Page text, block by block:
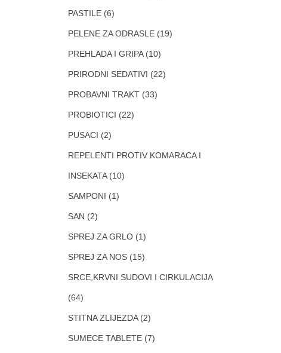
PASTILE (6)
PELENE ZA ODRASLE (19)
PREHLADA I GRIPA (10)
PRIRODNI SEDATIVI (22)
PROBAVNI TRAKT (33)
PROBIOTICI (22)
PUSACI (2)
REPELENTI PROTIV KOMARACA I
INSEKATA (10)
SAMPONI (1)
SAN (2)
SPREJ ZA GRLO (1)
SPREJ ZA NOS (15)
SRCE,KRVNI SUDOVI I CIRKULACIJA
(64)
STITNA ZLIJEZDA (2)
SUMECE TABLETE (7)